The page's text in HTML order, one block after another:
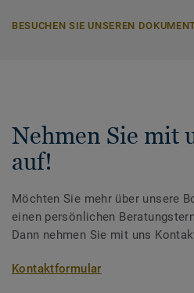
BESUCHEN SIE UNSEREN
Nehmen Sie mit
auf!
Möchten Sie mehr über unsere
einen persönlichen
Dann nehmen Sie mit uns
Kontaktformular